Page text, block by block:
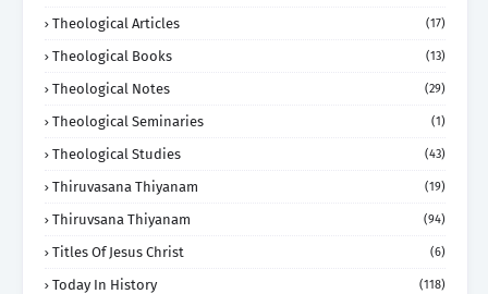
Theological Articles (17)
Theological Books (13)
Theological Notes (29)
Theological Seminaries (1)
Theological Studies (43)
Thiruvasana Thiyanam (19)
Thiruvsana Thiyanam (94)
Titles Of Jesus Christ (6)
Today In History (118)